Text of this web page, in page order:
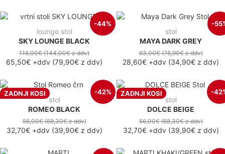
-44%
lounge stol
SKY LOUNGE BLACK
118,00€(144,00€z ddv)
65,50€ +ddv (79,90€ z ddv)
-
stol
MAYA DARK GREY
63,00€(76,90€z ddv)
28,60€ +ddv (34,90€ z ddv)
ZADNJI KOSI -42%
stol
ROMEO BLACK
56,00€(68,30€z ddv)
32,70€+ddv(39,90€z ddv)
ZADNJI KOSI -
stol
DOLCE BEIGE
56,00€(68,30€z ddv)
32,70€+ddv(39,90€z ddv)